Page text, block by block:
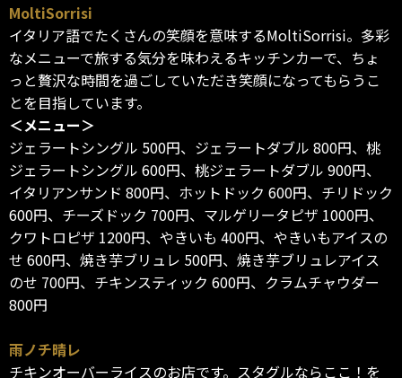
MoltiSorrisi
イタリア語でたくさんの笑顔を意味するMoltiSorrisi。多彩
なメニューで旅する気分を味わえるキッチンカーで、ちょ
っと贅沢な時間を過ごしていただき笑顔になってもらうこ
とを目指しています。
＜メニュー＞
ジェラートシングル 500円、ジェラートダブル 800円、桃
ジェラートシングル 600円、桃ジェラートダブル 900円、
イタリアンサンド 800円、ホットドック 600円、チリドック
600円、チーズドック 700円、マルゲリータピザ 1000円、
クワトロピザ 1200円、やきいも 400円、やきいもアイスの
せ 600円、焼き芋ブリュレ 500円、焼き芋ブリュレアイス
のせ 700円、チキンスティック 600円、クラムチャウダー
800円
雨ノチ晴レ
チキンオーバーライスのお店です。スタグルならここ！を